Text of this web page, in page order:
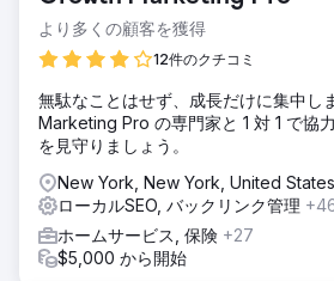
分野への事業拡大を目指しており、そ
用したいと考えていました。
私たちは、彼らの GBP と Web サイト
析ツールをすべて設定しました。米国
SEO 市場の 1 つにある最も厳しいビジ
徹底的な市場分析とキーワード分析を
有のサービス ページ、SEO リッチ コ
ーマ マークアップを作成し、強力なバ
イルを構築し、複数のローカル ディレ
載しました。
より多くの顧客を獲得
12件のクチコミ
無駄なことはせず、成長だけに集中し
Marketing Pro の専門家と 1 対 1 で協
を見守りましょう。
New York, New York, United States
ローカルSEO, バックリンク管理
ホームサービス, 保険 +27
$5,000 から開始